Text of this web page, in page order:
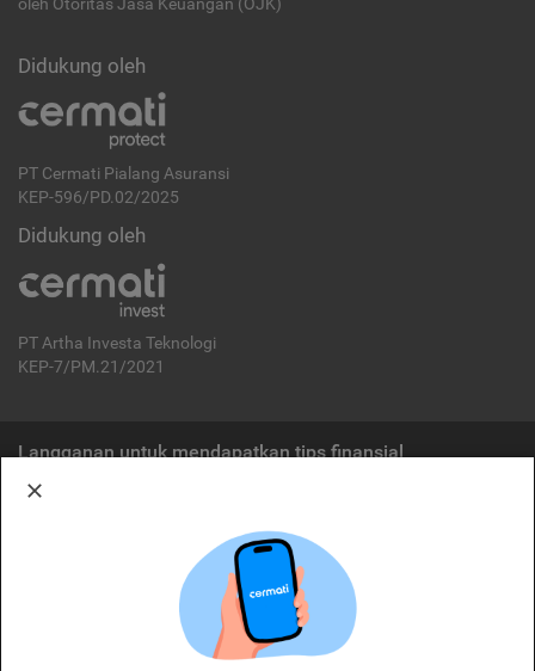
Didukung oleh
PT Cermati Pialang Asuransi
KEP-596/PD.02/2025
Didukung oleh
PT Artha Investa Teknologi
KEP-7/PM.21/2021
Langganan untuk mendapatkan tips finansial
Cermati merupakan penyelenggara agregasi jasa keuangan yang terdaftar di
OJK. Oleh karena itu, produk dan/atau layanan jasa keuangan yang
ditawarkan bukan merupakan produk dan/atau layanan jasa keuangan yang
diterbitkan oleh Cermati dan Cermati tidak bertanggung jawab atas tuntutan